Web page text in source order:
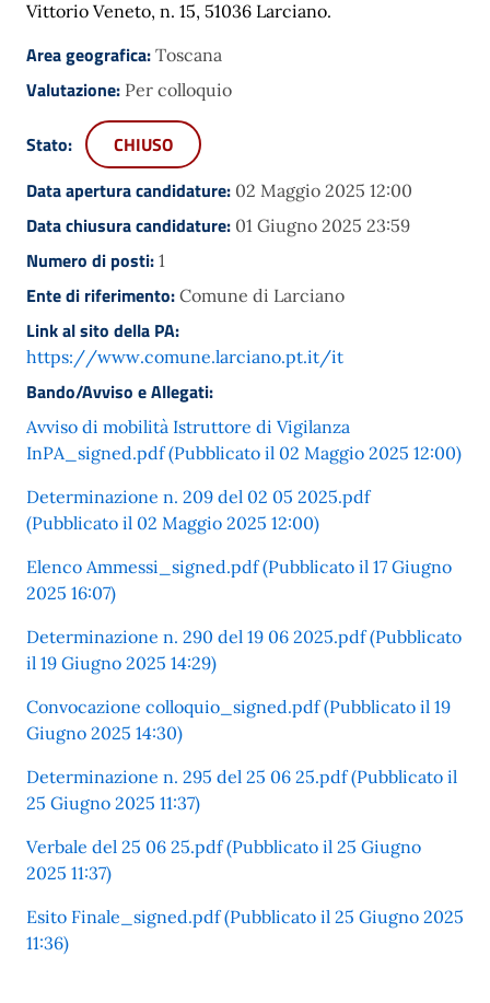
Vittorio Veneto, n. 15, 51036 Larciano.
Area geografica: Toscana
Valutazione: Per colloquio
Stato:
CHIUSO
Data apertura candidature: 02 Maggio 2025 12:00
Data chiusura candidature: 01 Giugno 2025 23:59
Numero di posti: 1
Ente di riferimento: Comune di Larciano
Link al sito della PA:
https://www.comune.larciano.pt.it/it
Bando/Avviso e Allegati:
Avviso di mobilità Istruttore di Vigilanza
InPA_signed.pdf (Pubblicato il 02 Maggio 2025 12:00)
Determinazione n. 209 del 02 05 2025.pdf
(Pubblicato il 02 Maggio 2025 12:00)
Elenco Ammessi_signed.pdf (Pubblicato il 17 Giugno
2025 16:07)
Determinazione n. 290 del 19 06 2025.pdf (Pubblicato
il 19 Giugno 2025 14:29)
Convocazione colloquio_signed.pdf (Pubblicato il 19
Giugno 2025 14:30)
Determinazione n. 295 del 25 06 25.pdf (Pubblicato il
25 Giugno 2025 11:37)
Verbale del 25 06 25.pdf (Pubblicato il 25 Giugno
2025 11:37)
Esito Finale_signed.pdf (Pubblicato il 25 Giugno 2025
11:36)